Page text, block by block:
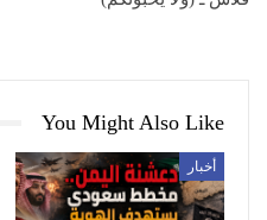
You Might Also Like
أخبار